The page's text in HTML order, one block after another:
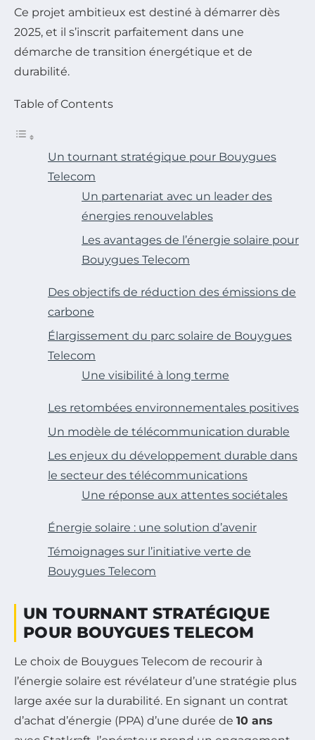
Ce projet ambitieux est destiné à démarrer dès
2025, et il s’inscrit parfaitement dans une
démarche de transition énergétique et de
durabilité.
Table of Contents
Un tournant stratégique pour Bouygues
Telecom
Un partenariat avec un leader des
énergies renouvelables
Les avantages de l’énergie solaire pour
Bouygues Telecom
Des objectifs de réduction des émissions de
carbone
Élargissement du parc solaire de Bouygues
Telecom
Une visibilité à long terme
Les retombées environnementales positives
Un modèle de télécommunication durable
Les enjeux du développement durable dans
le secteur des télécommunications
Une réponse aux attentes sociétales
Énergie solaire : une solution d’avenir
Témoignages sur l’initiative verte de
Bouygues Telecom
UN TOURNANT STRATÉGIQUE
POUR BOUYGUES TELECOM
Le choix de Bouygues Telecom de recourir à
l’énergie solaire est révélateur d’une stratégie plus
large axée sur la durabilité. En signant un contrat
d’achat d’énergie (PPA) d’une durée de 10 ans